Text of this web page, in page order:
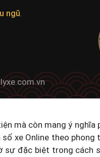
ngũ.
mà còn mang ý
số xe Online theo
đặc biệt trong cách